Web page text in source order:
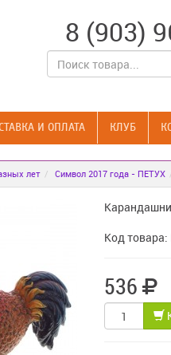
8 (903)
И ОПЛАТА КЛУБ
лет Символ 2017 года - ПЕТУХ
Код товара:
536